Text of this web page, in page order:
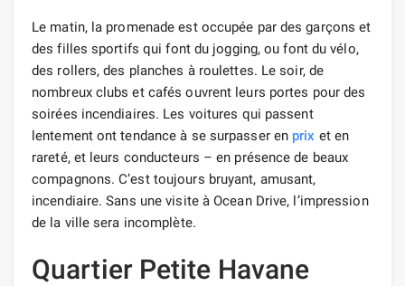
Le matin, la promenade est occupée par des garçons et
des filles sportifs qui font du jogging, ou font du vélo,
des rollers, des planches à roulettes. Le soir, de
nombreux clubs et cafés ouvrent leurs portes pour des
soirées incendiaires. Les voitures qui passent
lentement ont tendance à se surpasser en prix et en
rareté, et leurs conducteurs – en présence de beaux
compagnons. C’est toujours bruyant, amusant,
incendiaire. Sans une visite à Ocean Drive, l’impression
de la ville sera incomplète.
Quartier Petite Havane